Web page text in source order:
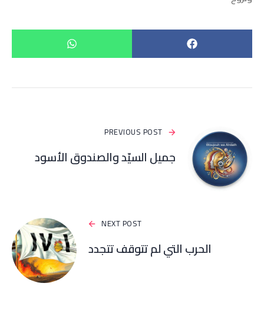
PREVIOUS POST
جميل السيّد والصندوق الأسود
NEXT POST
الحرب التي لم تتوقف تتجدد